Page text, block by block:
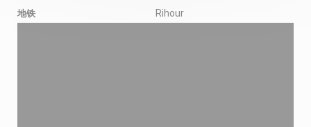
地铁 Rihour